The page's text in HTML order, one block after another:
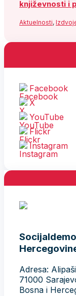
književnosti i
Aktuelnosti,
Facebook
X
YouTube
Flickr
Instagram
Adresa:
71000
Bosna i